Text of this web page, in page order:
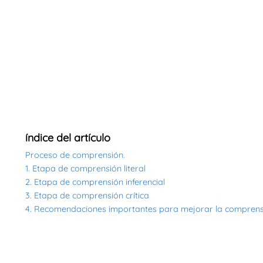
índice del artículo
Proceso de comprensión.
1. Etapa de comprensión literal
2. Etapa de comprensión inferencial
3. Etapa de comprensión crítica
4. Recomendaciones importantes para mejorar la